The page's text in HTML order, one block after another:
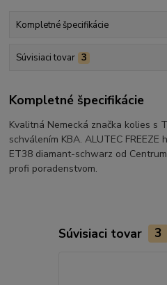
Kompletné špecifikácie
Súvisiaci tovar 3
Kompletné špecifikácie
Kvalitná Nemecká značka kolies s
schválením KBA. ALUTEC
ET38 diamant-schwarz od
profi poradenstvom.
Súvisiaci tovar 3